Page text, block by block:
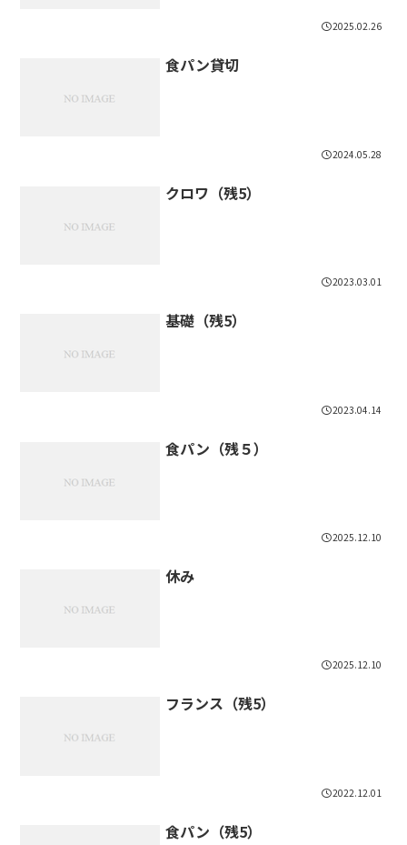
2025.02.26
食パン貸切
2024.05.28
クロワ（残5）
2023.03.01
基礎（残5）
2023.04.14
食パン（残５）
2025.12.10
休み
2025.12.10
フランス（残5）
2022.12.01
食パン（残5）